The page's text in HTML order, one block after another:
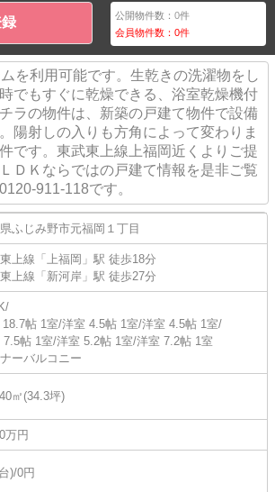
公開物件数：0件
会員物件数：0件
を利用可能です。生乾きの洗濯物をし
でもすぐに乾燥できる、浴室乾燥機付
ラの物件は、新築の戸建て物件で設備
陽射しの入りも方角によって変わりま
です。東武東上線上福岡近くよりご提
ＤＫならではの戸建て情報を是非ご覧
911-118です。
ふじみ野市元福岡 １丁目
上線 「 上福岡 」駅 徒歩18分
上線 「 新河岸 」駅 徒歩27分
18.7帖 1室/洋室 4.5帖 1室/洋室 4.5帖 1室/
7.5帖 1室/洋室 5.2帖 1室/洋室 7.2帖 1室
ーバルコニー
㎡(34.3坪)
万円
)/0円